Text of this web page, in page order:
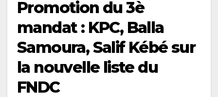
Promotion du 3è
mandat : KPC, Balla
Samoura, Salif Kébé sur
la nouvelle liste du
FNDC